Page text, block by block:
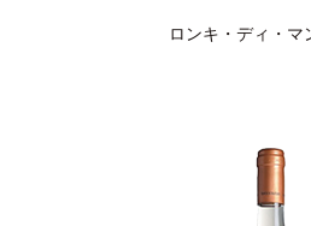
ロンキ・ディ・マ